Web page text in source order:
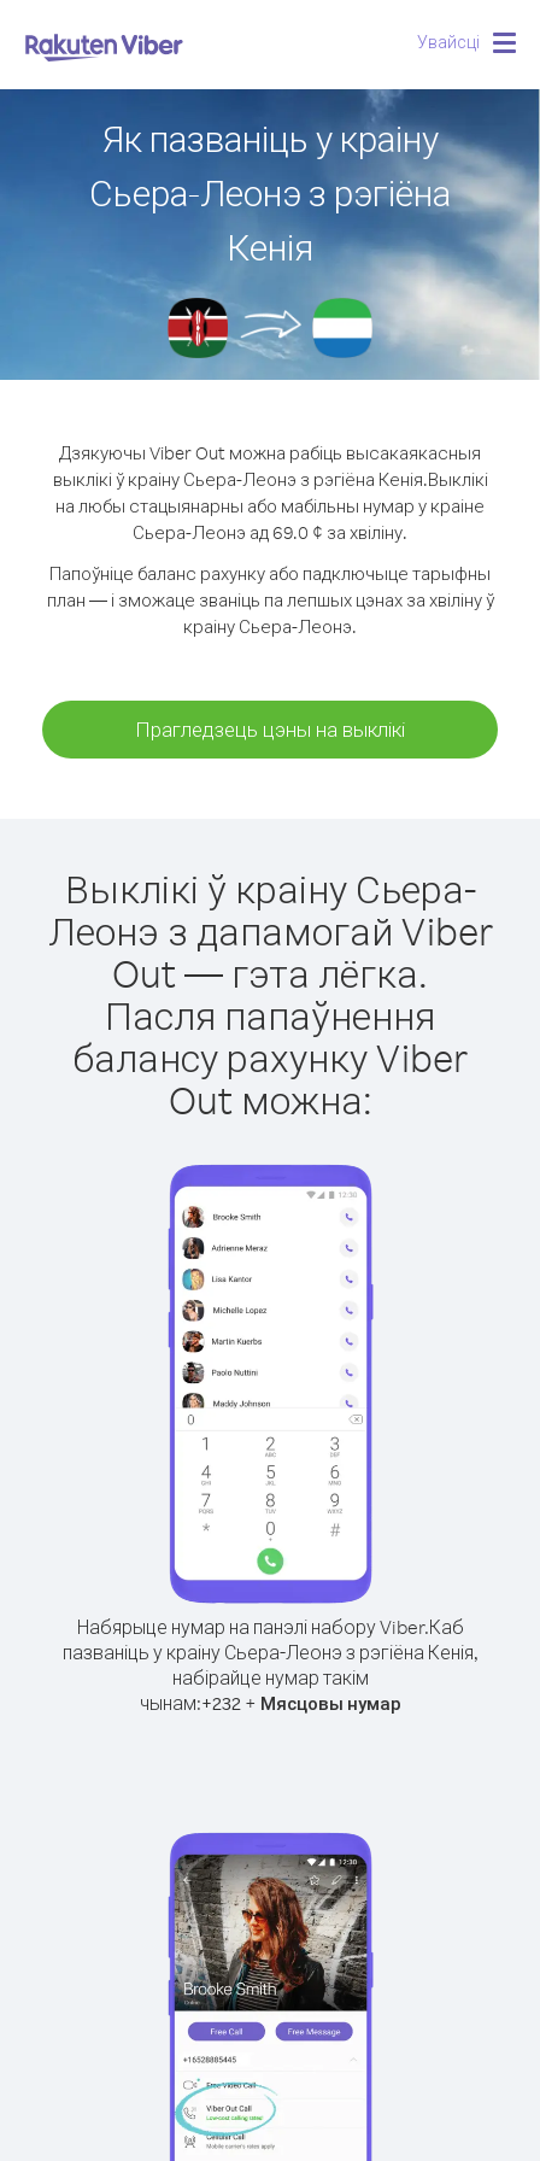
Увайсці
Як пазваніць у краіну
Сьера-Леонэ з рэгіёна
Кенія
Дзякуючы Viber Out можна рабіць высакаякасныя
выклікі ў краіну Сьера-Леонэ з рэгіёна Кенія.Выклікі
на любы стацыянарны або мабільны нумар у краіне
Сьера-Леонэ ад 69.0 ¢ за хвіліну.
Папоўніце баланс рахунку або падключыце тарыфны
план — і зможаце званіць па лепшых цэнах за хвіліну ў
краіну Сьера-Леонэ.
Прагледзець цэны на выклікі
Выклікі ў краіну Сьера-
Леонэ з дапамогай Viber
Out — гэта лёгка.
Пасля папаўнення
балансу рахунку Viber
Out можна:
Набярыце нумар на панэлі набору Viber.Каб
пазваніць у краіну Сьера-Леонэ з рэгіёна Кенія,
набірайце нумар такім
чынам:+232+ Мясцовы нумар